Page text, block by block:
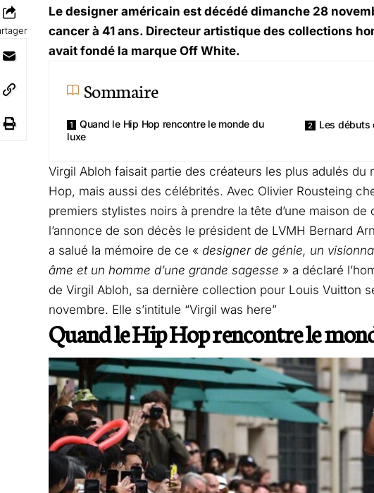
Le designer américain est décédé dimanche 28
cancer à 41 ans. Directeur artistique des collections
avait fondé la marque Off White.
Sommaire
Quand le Hip Hop rencontre le monde du
luxe
Les débuts
Virgil Abloh faisait partie des créateurs les plus adulés du
Hop, mais aussi des célébrités. Avec Olivier Rousteing
premiers stylistes noirs à prendre la tête d’une maison
l’annonce de son décès le président de LVMH Bernard
a salué la mémoire de ce « designer de génie, un
âme et un homme d’une grande sagesse » a déclaré
de Virgil Abloh, sa dernière collection pour Louis Vuitton
novembre. Elle s’intitule “Virgil was here”
Quand le Hip Hop rencontre le